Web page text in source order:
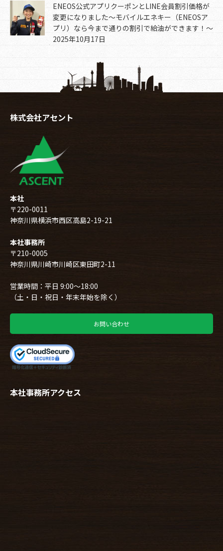
ENEOS公式アプリクーポンとLINE会員割引価格が
変更になりました～モバイルエネキー（ENEOSア
プリ）なら今まで通りの割引で給油ができます！～
2025年10月17日
株式会社アセント
本社
〒220-0011
神奈川県横浜市西区高島2-19-21
本社事務所
〒210-0005
神奈川県川崎市川崎区東田町2-11
営業時間：平日 9:00～18:00
（土・日・祝日・年末年始を除く）
お問い合わせ
本社事務所アクセス